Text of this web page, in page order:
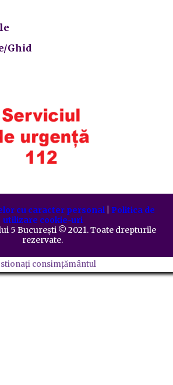
Ghid
cu caracter personal| Politica de
utilizare cookie-uri
5 București ©️ 2021. Toate drepturile
rezervate.
consimțământul